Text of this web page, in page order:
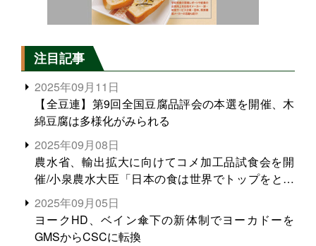
注目記事
2025年09月11日
【全豆連】第9回全国豆腐品評会の本選を開催、木
綿豆腐は多様化がみられる
2025年09月08日
農水省、輸出拡大に向けてコメ加工品試食会を開
催/小泉農水大臣「日本の食は世界でトップをとれ
る。米増産に向けて、米輸出需要の拡大を」
2025年09月05日
ヨークHD、ベイン傘下の新体制でヨーカドーを
GMSからCSCに転換